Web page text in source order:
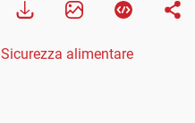
Sicurezza alimentare